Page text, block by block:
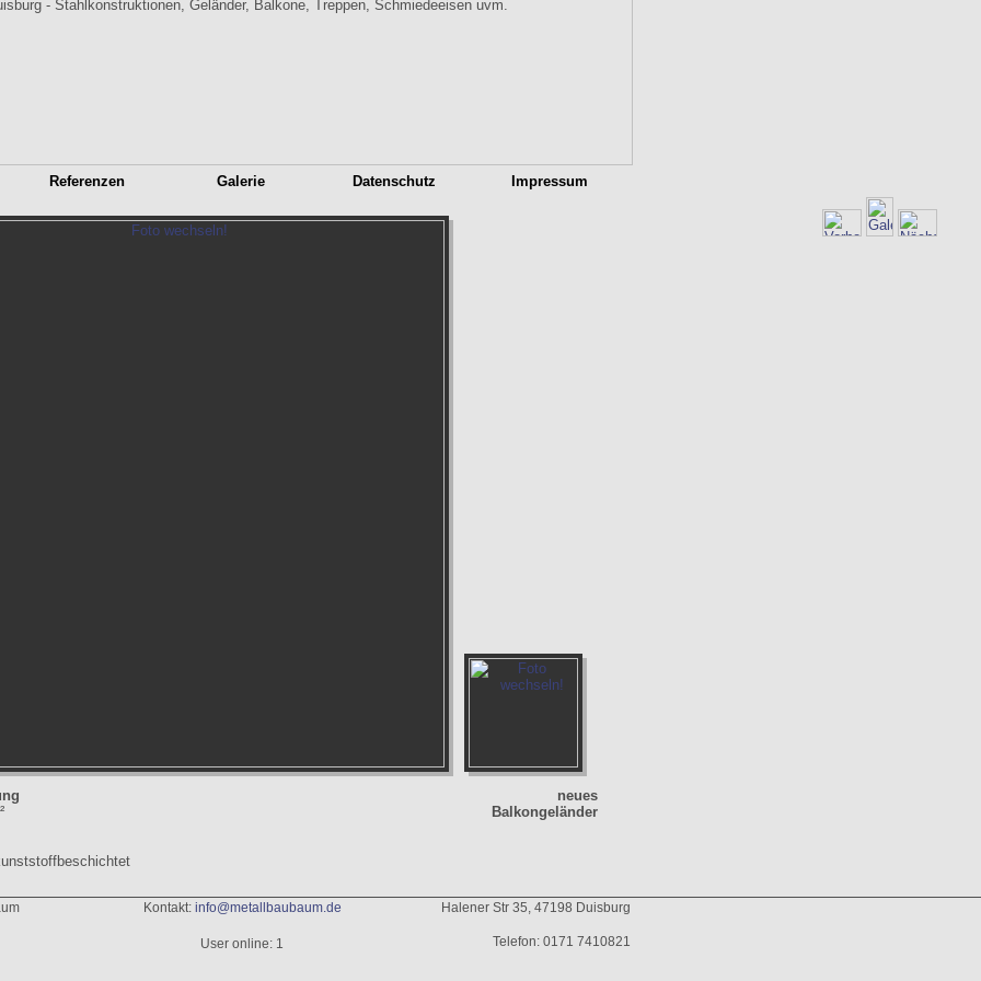
neues
Balkongeländer
Kontakt: info@metallbaubaum.de Halener Str 35, 47198 Duisburg
User online: 1 Telefon: 0171 7410821
Referenzen Galerie Datenschutz Impressum